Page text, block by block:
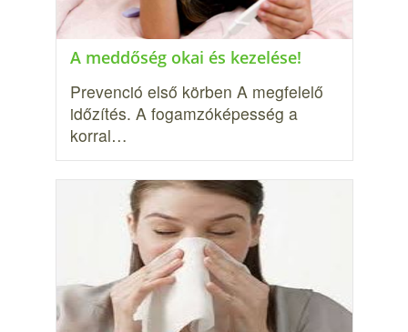
A meddőség okai és kezelése!
Prevenció első körben A megfelelő
időzítés. A fogamzóképesség a
korral…